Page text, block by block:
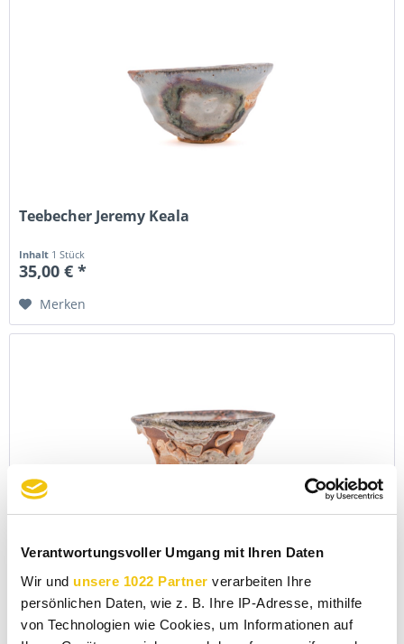
Verantwortungsvoller Umgang mit Ihren Daten
Wir und unsere 1022 Partner verarbeiten Ihre
persönlichen Daten, wie z. B. Ihre IP-Adresse, mithilfe
von Technologien wie Cookies, um Informationen auf
Teebecher Jeremy Keala
Inhalt 1 Stück
35,00 € *
Merken
Teebecher Jeremy Keala
Inhalt1 Stück
35,00 € *